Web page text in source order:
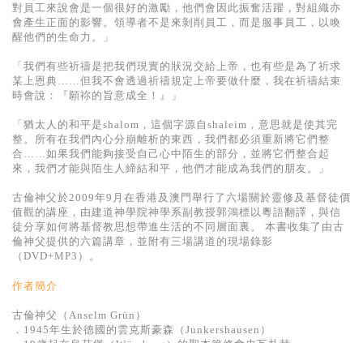
對員工來說會是一個很好的激勵，他們會因此振奮活躍，對組織亦
會產生正面的影響。領導者不是來剝削員工，而是服事員工，以喚
醒他們的生命力。」
「我們有些祈禱是把我們現實的狀況交給上帝，也有些是為了祈求
某上恩典……但我不會透過祈禱規定上帝要做什麼，我在祈禱結束
時會說：『願祢的旨意成全！』」
「猶太人的和平是shalom，這個字源自shaleim，意思就是使其完
整。所有在我們內心分崩離析的東西，我們都必須重新將它們整
合……如果我們能夠接受自己心中陌生的部分，並將它們整合起
來，我們才能與陌生人締結和平，他們才能成為我們的朋友。」
古倫神父於2009年9月在香港及澳門舉行了六場關於靈修及基督徒價
值觀的講座，由建道神學院神學系副教授郭鴻標以粵語翻譯，與信
徒分享如何將基督教思想帶進生活的不同層面裏。 本書收集了由古
倫神父提供的六篇講章，並附有三場講道的現場錄影
（DVD+MP3）。
作者簡介
古倫神父（Anselm Grün）
．1945年生於德國的雲克斯豪森（Junkershausen）